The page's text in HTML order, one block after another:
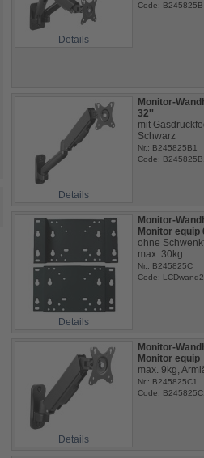
Details
Code: B245825B
Details
Monitor-
32''
mit
Schwarz
Nr.: B245825B1
Code:
Details
Monitor-
Monitor equip
ohne
max. 30kg
Nr.: B245825C
Code: LCDwand2
Details
Monitor-
Monitor equip
max. 9kg,
Nr.: B245825C1
Code: